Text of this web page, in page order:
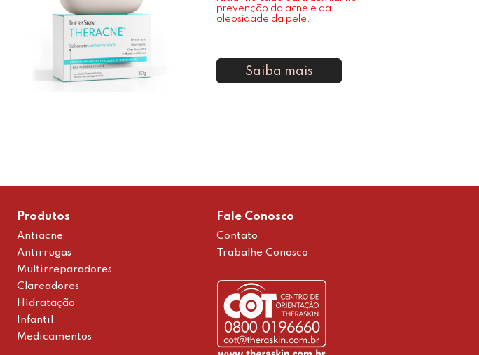
prevenção da acne e da
oleosidade da pele.
Saiba mais
Produtos
Antiacne
Antirrugas
Multirreparadores
Clareadores
Hidratação
Infantil
Medicamentos
Fale Conosco
Contato
Trabalhe Conosco